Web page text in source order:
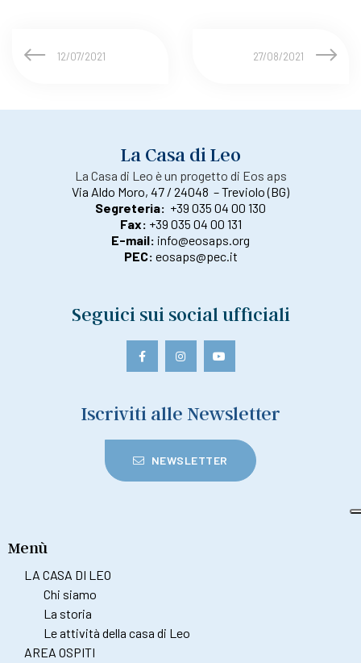
12/07/2021 27/08/2021
La Casa di Leo
La Casa di Leo è un progetto di Eos aps
Via Aldo Moro, 47 / 24048 – Treviolo (BG)
Segreteria: +39 035 04 00 130
Fax: +39 035 04 00 131
E-mail: info@eosaps.org
PEC: eosaps@pec.it
Seguici sui social ufficiali
Iscriviti alle Newsletter
NEWSLETTER
Menù
LA CASA DI LEO
Chi siamo
La storia
Le attività della casa di Leo
AREA OSPITI